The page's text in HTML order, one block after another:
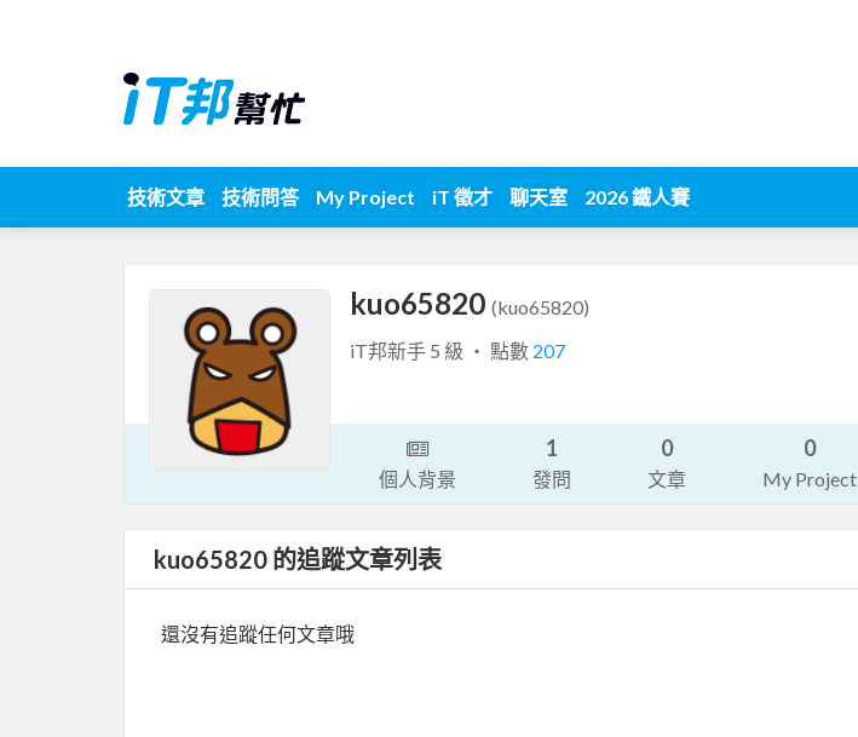
技術文章 技術問答 My Project iT 徵才 聊天室 2026 鐵人賽
kuo65820 (kuo65820)
iT邦新手 5 級 ‧ 點數 207
個人背景
1
發問
0
文章
0
My Project
kuo65820 的追蹤文章列表
還沒有追蹤任何文章哦